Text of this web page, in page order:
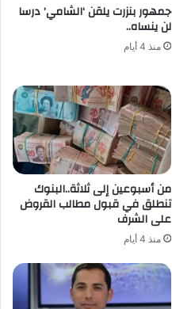
جمهور بنزرت يلقن ‘الشامي’ درسا
لن ينساه..
منذ 4 أيام
من أسبوعين إلى ثلاثة..البنوك
تنطلق في قبول مطالب القروض
على الشرف
منذ 4 أيام